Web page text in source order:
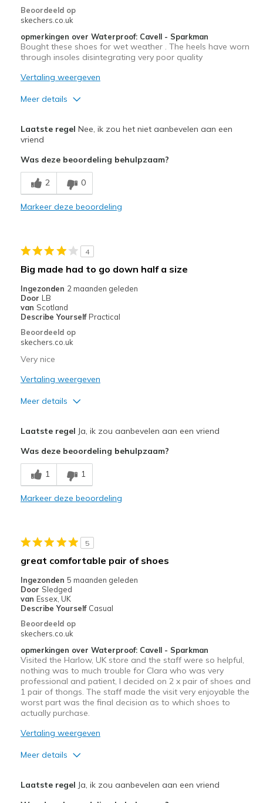
Beoordeeld op
skechers.co.uk
opmerkingen over Waterproof: Cavell - Sparkman
Bought these shoes for wet weather . The heels have worn
through insoles disintegrating very poor quality
Vertaling weergeven
Meer details
Poor Quality
Laatste regel Nee, ik zou het niet aanbevelen aan een
vriend
Was deze beoordeling behulpzaam?
2 0
Markeer deze beoordeling
4
Big made had to go down half a size
Ingezonden 2 maanden geleden
Door LB
van Scotland
Describe Yourself Practical
Beoordeeld op
skechers.co.uk
Very nice
Vertaling weergeven
Meer details
Comfortable
Minpunten
None
Casual Wear
Travel
Width
Sizing
View On Shoes
I'm Into Shoes
Laatste regel Ja, ik zou aanbevelen aan een vriend
Was deze beoordeling behulpzaam?
1 1
Markeer deze beoordeling
5
great comfortable pair of shoes
Ingezonden 5 maanden geleden
Door Sledged
van Essex, UK
Describe Yourself Casual
Beoordeeld op
skechers.co.uk
opmerkingen over Waterproof: Cavell - Sparkman
Visited the Harlow, UK store and the staff were so helpful,
nothing was to much trouble for Clara who was very
professional and patient, I decided on 2 x pair of shoes and
1 pair of thongs. The staff made the visit very enjoyable the
worst part was the final decision as to which shoes to
actually purchase.
Vertaling weergeven
Meer details
Laatste regel Ja, ik zou aanbevelen aan een vriend